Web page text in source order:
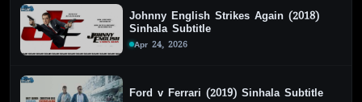
Johnny English Strikes Again (2018)
Sinhala Subtitle
Apr 24, 2026
Ford v Ferrari (2019) Sinhala Subtitle